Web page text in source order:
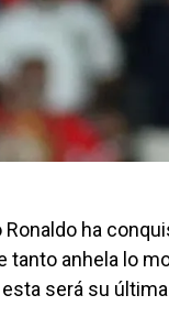
Ronaldo ha
tanto anhela lo
será su